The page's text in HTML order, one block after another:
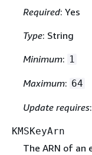
Required: Yes
Type: String
Minimum: 1
Maximum: 64
Update requires:
KMSKeyArn
The ARN of an